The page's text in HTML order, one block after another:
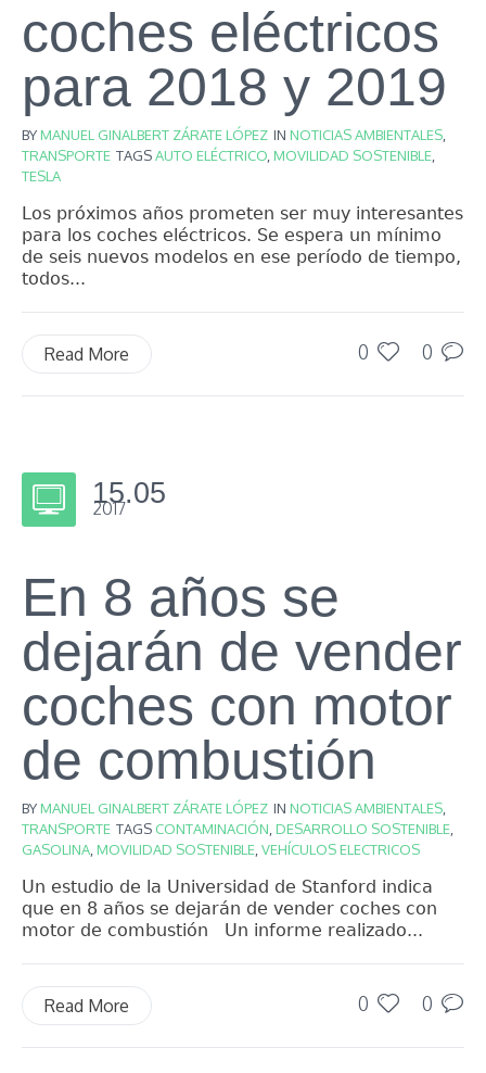
coches eléctricos
para 2018 y 2019
BYMANUEL GINALBERT ZÁRATE LÓPEZ IN NOTICIAS AMBIENTALES
TRANSPORTE TAGSAUTO ELÉCTRICO MOVILIDAD SOSTENIBLE
TESLA
Los próximos años prometen ser muy interesantes
para los coches eléctricos. Se espera un mínimo
de seis nuevos modelos en ese período de tiempo,
todos...
0 0
Read More
15.05
2017
En 8 años se
dejarán de vender
coches con motor
de combustión
BYMANUEL GINALBERT ZÁRATE LÓPEZ IN NOTICIAS AMBIENTALES
TRANSPORTE TAGS CONTAMINACIÓN DESARROLLO SOSTENIBLE
GASOLINA MOVILIDAD SOSTENIBLE VEHÍCULOS ELECTRICOS
Un estudio de la Universidad de Stanford indica
que en 8 años se dejarán de vender coches con
motor de combustión Un informe realizado...
0 0
Read More